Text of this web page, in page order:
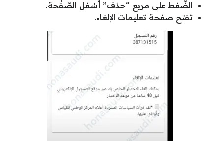
الضّغط على مربع “حذف” أسْفل الصّفْحة.
تفتح صفحة تعليمات الإلغاء.